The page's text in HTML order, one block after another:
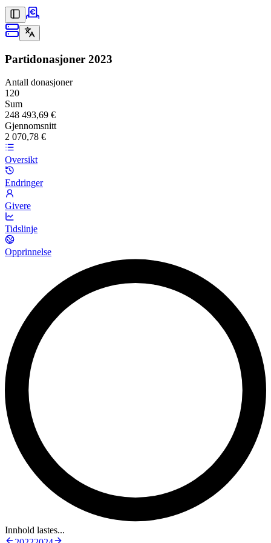
Partidonasjoner 2023
Antall donasjoner
120
Sum
248 493,69 €
Gjennomsnitt
2 070,78 €
Oversikt
Endringer
Givere
Tidslinje
Opprinnelse
Innhold lastes...